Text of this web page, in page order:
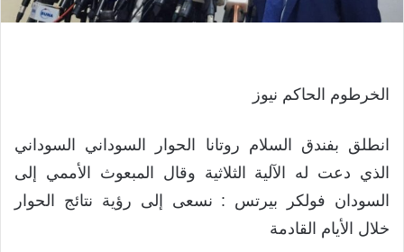
الخرطوم الحاكم نيوز
انطلق بفندق السلام روتانا الحوار السوداني السوداني
الذي دعت له الآلية الثلاثية وقال المبعوث الأممي إلى
السودان فولكر بيرتس : نسعى إلى رؤية نتائج الحوار
خلال الأيام القادمة